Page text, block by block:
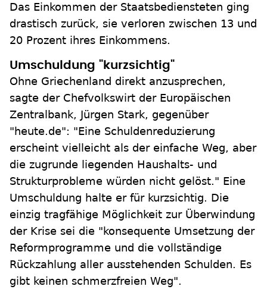
Das Einkommen der Staatsbediensteten ging
drastisch zurück, sie verloren zwischen 13 und
20 Prozent ihres Einkommens.
Umschuldung "kurzsichtig"
Ohne Griechenland direkt anzusprechen,
sagte der Chefvolkswirt der Europäischen
Zentralbank, Jürgen Stark, gegenüber
"heute.de": "Eine Schuldenreduzierung
erscheint vielleicht als der einfache Weg, aber
die zugrunde liegenden Haushalts- und
Strukturprobleme würden nicht gelöst." Eine
Umschuldung halte er für kurzsichtig. Die
einzig tragfähige Möglichkeit zur Überwindung
der Krise sei die "konsequente Umsetzung der
Reformprogramme und die vollständige
Rückzahlung aller ausstehenden Schulden. Es
gibt keinen schmerzfreien Weg".